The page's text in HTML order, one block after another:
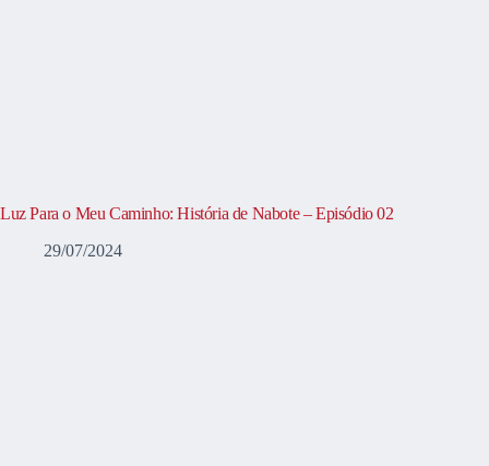
Luz Para o Meu Caminho: História de Nabote – Episódio 02
29/07/2024